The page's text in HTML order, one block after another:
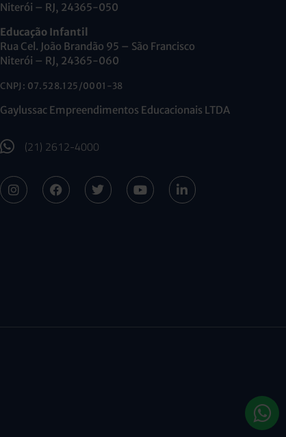
Niterói – RJ, 24365-050
Educação Infantil
Rua Cel. João Brandão 95 – São Francisco
Niterói – RJ, 24365-060
CNPJ: 07.528.125/0001-38
Gaylussac Empreendimentos Educacionais LTDA
(21) 2612-4000